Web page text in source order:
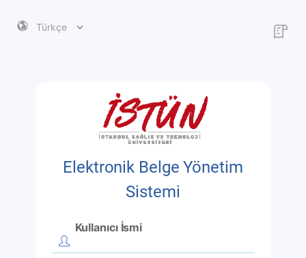
Elektronik Belge Yönetim
Sistemi
Kullanıcı İsmi